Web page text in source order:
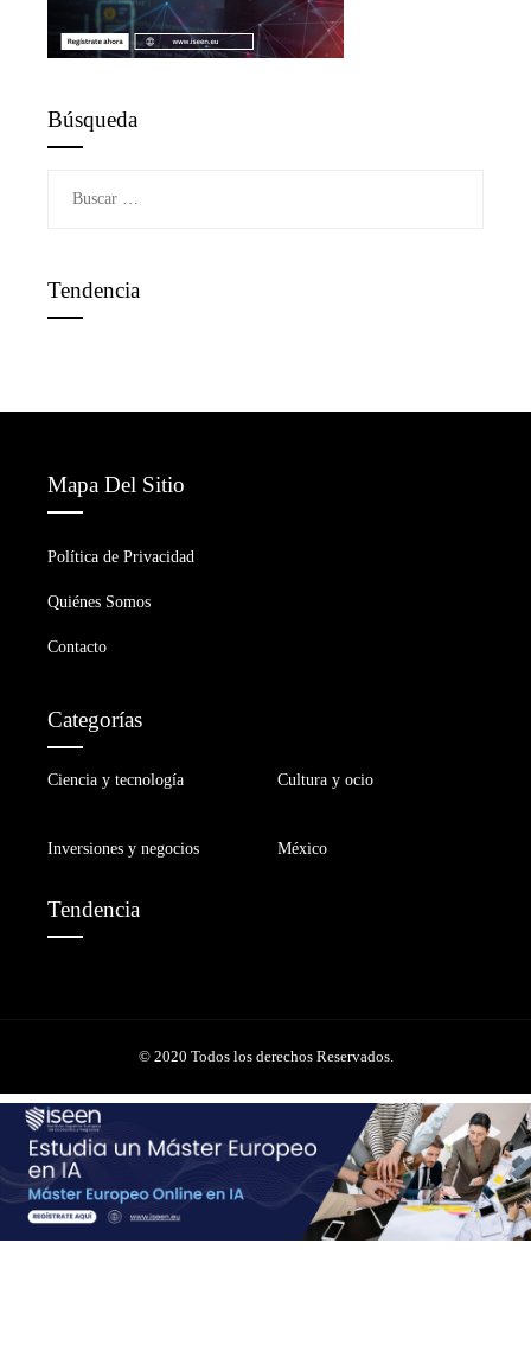
Búsqueda
Tendencia
Mapa Del Sitio
Política de Privacidad
Quiénes Somos
Contacto
Categorías
Ciencia y tecnología Cultura y ocio
Inversiones y negocios México
Tendencia
© 2020 Todos los derechos Reservados.